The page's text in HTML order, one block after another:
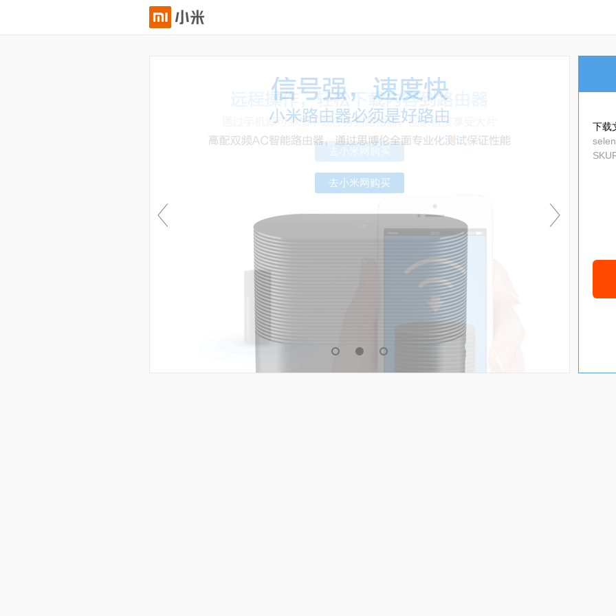
去小米网购买
下载